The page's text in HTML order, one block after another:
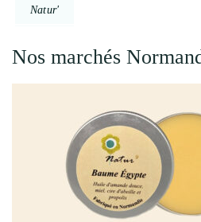
Natur'
Nos marchés